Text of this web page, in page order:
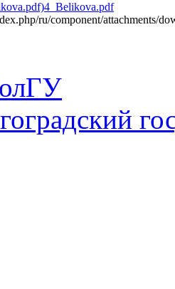
4_Belikova.pdf
ru/component/attachments/